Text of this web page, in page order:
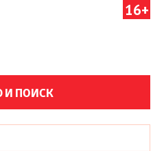
16+
ПОИСК